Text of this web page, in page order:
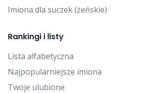
Imiona dla suczek (żeńskie)
Rankingi i listy
Lista alfabetyczna
Najpopularniejsze imiona
Twoje ulubione